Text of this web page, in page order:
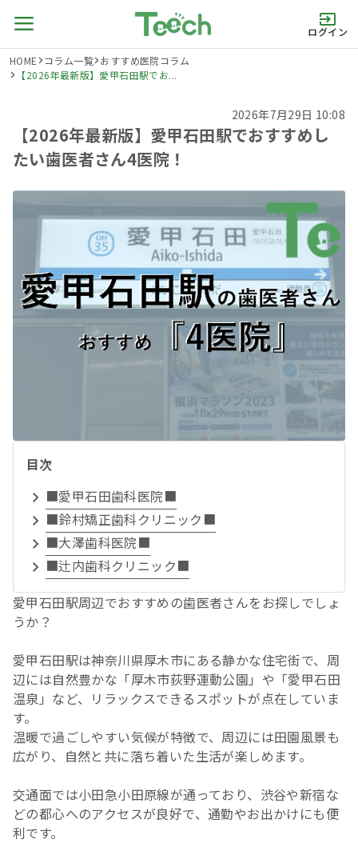
ログイン
HOME コラム一覧 おすすめ医院コラム
【2026年最新版】愛甲石田駅でお...
2026年7月29日 10:08
【2026年最新版】愛甲石田駅でおすすめし
たい歯医者さん4医院！
目次
■愛甲石田歯科医院■
■鈴村矯正歯科クリニック■
■大澤歯科医院■
■辻内歯科クリニック■
愛甲石田駅周辺でおすすめの歯医者さんをお探しでしょ
うか？
愛甲石田駅は神奈川県厚木市にある静かな住宅街で、周
辺には自然豊かな「厚木市荻野運動公園」や「愛甲石田
温泉」など、リラックスできるスポットが点在していま
す。
温暖で過ごしやすい気候が特徴で、周辺には田園風景も
広がり、自然と共に落ち着いた生活が楽しめます。
交通面では小田急小田原線が通っており、渋谷や新宿な
どの都心へのアクセスが良好で、通勤やお出かけにも便
利です。